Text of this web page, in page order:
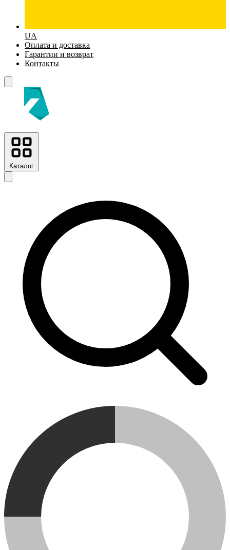
UA
Оплата и доставка
Гарантии и возврат
Контакты
Каталог